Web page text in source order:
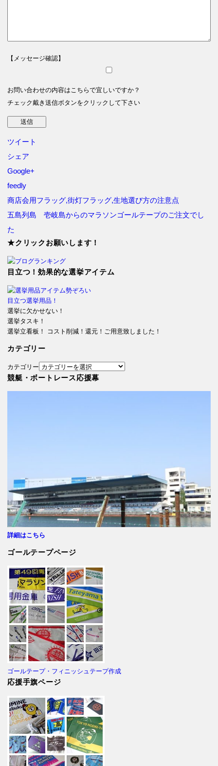
【メッセージ確認】
お問い合わせの内容はこちらで宜しいですか？
チェック戴き送信ボタンをクリックして下さい
ツイート
シェア
Google+
feedly
商店会用フラッグ,街灯フラッグ,生地選び方の注意点
五島列島 壱岐島からのマラソンゴールテープのご注文でし
た
★クリックお願いします！
目立つ！効果的な選挙アイテム
目立つ選挙用品！
選挙に欠かせない！
選挙タスキ！
選挙立看板！ コスト削減！還元！ご用意致しました！
カテゴリー
カテゴリー
競艇・ボートレース応援幕
詳細はこちら
ゴールテープページ
ゴールテープ・フィニッシュテープ作成
応援手旗ページ